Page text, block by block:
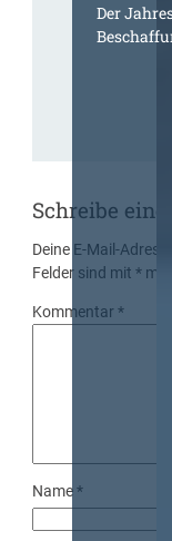
Der
Schreibe
Deine E-Mail-
Felder sind mit*
Kommentar*
Name*